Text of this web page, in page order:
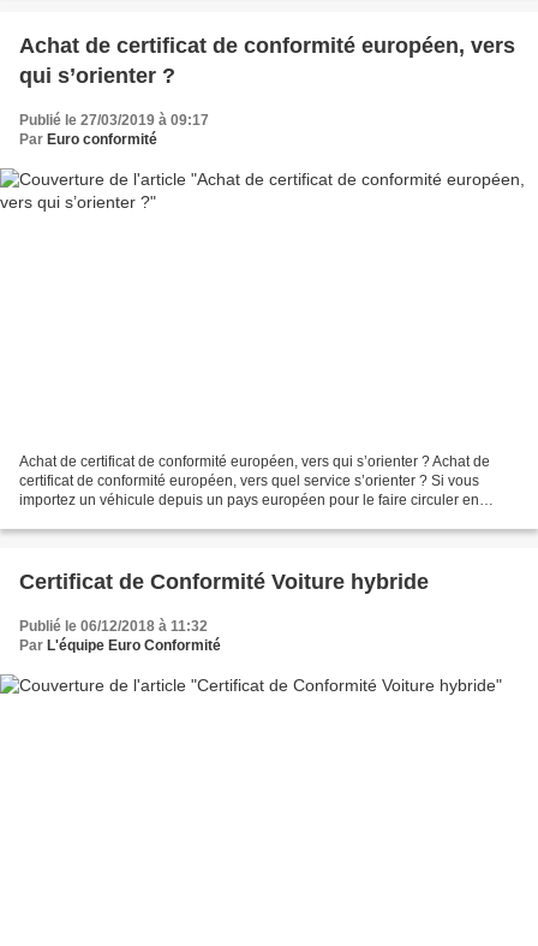
Achat de certificat de conformité européen, vers
qui s’orienter ?
Publié le 27/03/2019 à 09:17
Par Euro conformité
Achat de certificat de conformité européen, vers qui s’orienter ? Achat de
certificat de conformité européen, vers quel service s’orienter ? Si vous
importez un véhicule depuis un pays européen pour le faire circuler en
Certificat de Conformité Voiture hybride
Publié le 06/12/2018 à 11:32
Par L'équipe Euro Conformité